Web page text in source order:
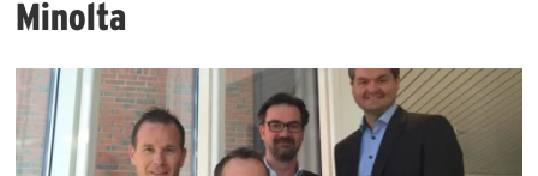
Minolta